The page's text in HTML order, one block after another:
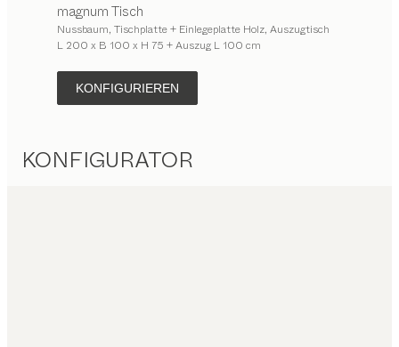
magnumTisch
Nussbaum, Tischplatte + Einlegeplatte Holz, Auszugtisch
L 200 x B 100 x H 75 + Auszug L 100 cm
KONFIGURIEREN
KONFIGURATOR